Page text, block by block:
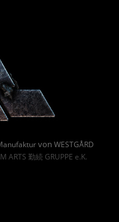
von WESTGÅRD
ARTS 勤続 GRUPPE e.K.